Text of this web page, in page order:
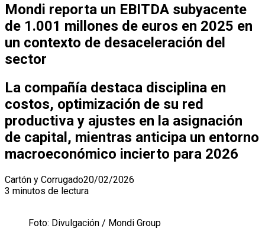
Mondi reporta un EBITDA subyacente
de 1.001 millones de euros en 2025 en
un contexto de desaceleración del
sector
La compañía destaca disciplina en
costos, optimización de su red
productiva y ajustes en la asignación
de capital, mientras anticipa un entorno
macroeconómico incierto para 2026
Cartón y Corrugado20/02/2026
3 minutos de lectura
Foto: Divulgación / Mondi Group